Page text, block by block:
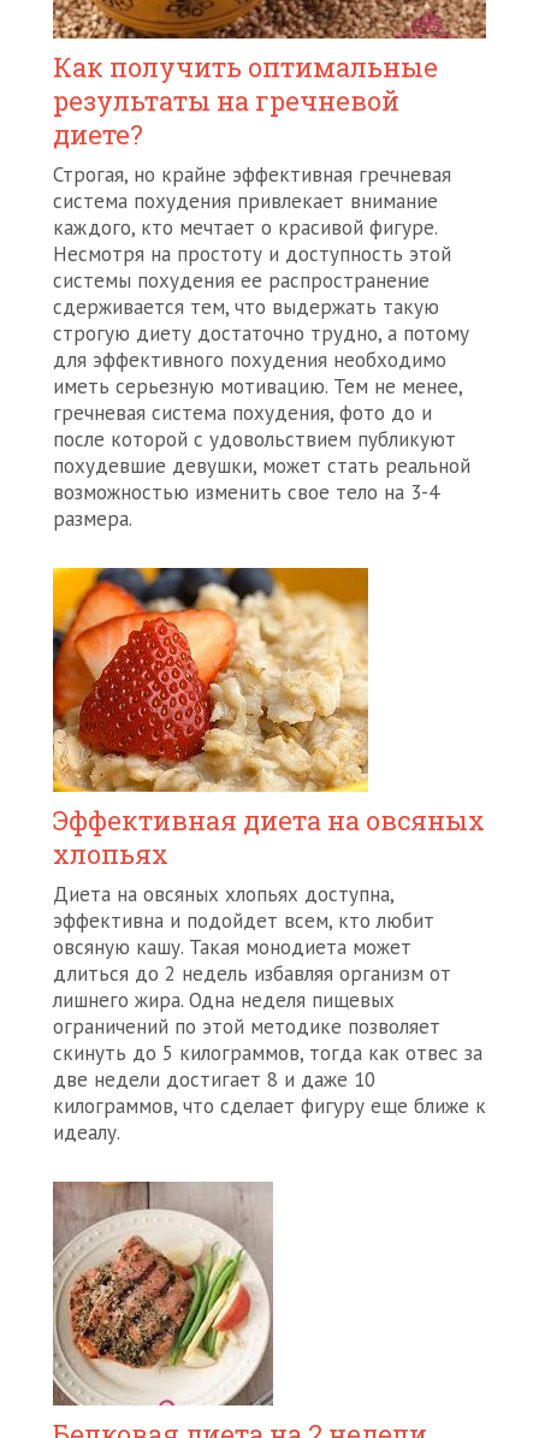
Как получить оптимальные
результаты на гречневой
диете?
Строгая, но крайне эффективная гречневая
система похудения привлекает внимание
каждого, кто мечтает о красивой фигуре.
Несмотря на простоту и доступность этой
системы похудения ее распространение
сдерживается тем, что выдержать такую
строгую диету достаточно трудно, а потому
для эффективного похудения необходимо
иметь серьезную мотивацию. Тем не менее,
гречневая система похудения, фото до и
после которой с удовольствием публикуют
похудевшие девушки, может стать реальной
возможностью изменить свое тело на 3-4
размера.
Эффективная диета на овсяных
хлопьях
Диета на овсяных хлопьях доступна,
эффективна и подойдет всем, кто любит
овсяную кашу. Такая монодиета может
длиться до 2 недель избавляя организм от
лишнего жира. Одна неделя пищевых
ограничений по этой методике позволяет
скинуть до 5 килограммов, тогда как отвес за
две недели достигает 8 и даже 10
килограммов, что сделает фигуру еще ближе к
идеалу.